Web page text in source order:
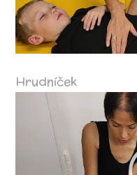
Hrudníček
Video
přehrávač